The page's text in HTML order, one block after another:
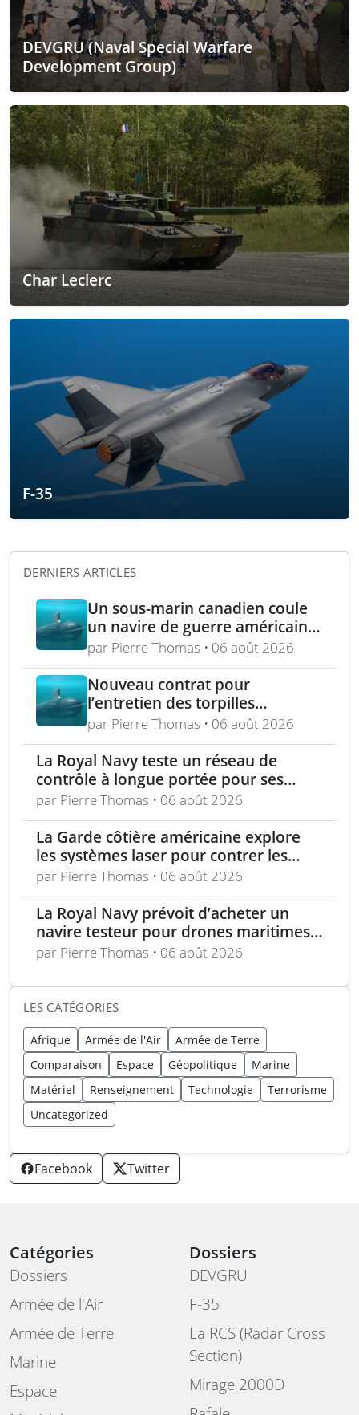
DEVGRU (Naval Special Warfare
Development Group)
Char Leclerc
F-35
DERNIERS ARTICLES
Un sous-marin canadien coule
un navire de guerre américain
lors de l’exercice RIMPAC 2026
par Pierre Thomas • 06 août 2026
Nouveau contrat pour
l’entretien des torpilles
Spearfish et Sting Ray de la
Royal Navy
par Pierre Thomas • 06 août 2026
La Royal Navy teste un réseau de
contrôle à longue portée pour ses
drones
par Pierre Thomas • 06 août 2026
La Garde côtière américaine explore
les systèmes laser pour contrer les
menaces maritimes
par Pierre Thomas • 06 août 2026
La Royal Navy prévoit d’acheter un
navire testeur pour drones maritimes
polyvalents
par Pierre Thomas • 06 août 2026
LES CATÉGORIES
Afrique Armée de l'Air
Armée de Terre
Comparaison
Espace Géopolitique
Marine
Matériel
Renseignement Technologie
Terrorisme
Uncategorized
Facebook Twitter
Catégories
Dossiers
Armée de l'Air
Armée de Terre
Marine
Espace
Dossiers
DEVGRU
F-35
La RCS (Radar Cross
Section)
Mirage 2000D